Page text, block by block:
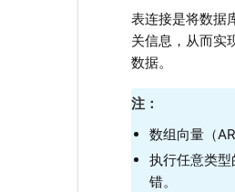
表连接是将数据
关信息，从而实
数据。
注：
数组向量（
执行任意类
错。